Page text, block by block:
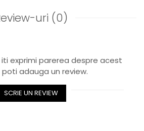
uri (0)
exprimi parerea despre acest
adauga un review.
SCRIE UN REVIEW